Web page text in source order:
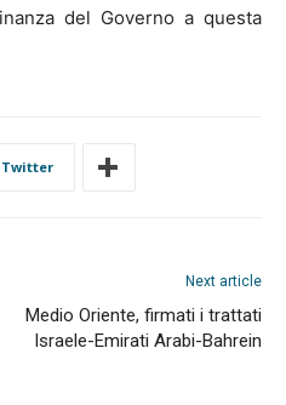
del Governo a questa
Twitter
Next article
Medio Oriente, firmati i trattati
Israele-Emirati Arabi-Bahrein